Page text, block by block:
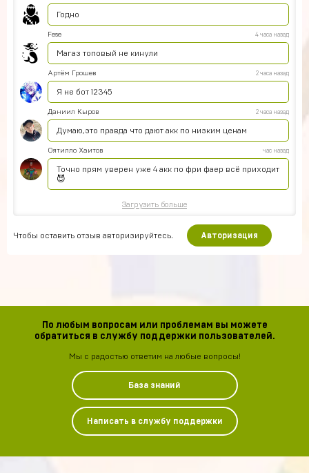
Годно
Fese 4 часа назад
Магаз топовый не кинули
Артём Грошев 2 часа назад
Я не бот 12345
Даниил Кыров 2 часа назад
Думаю,это правда что дают акк по низким ценам
Оятилло Хаитов час назад
Точно прям уверен уже 4 акк по фри фаер всё приходит
😈
Загрузить больше
Чтобы оставить отзыв авторизируйтесь. Авторизация
По любым вопросам или проблемам вы можете
обратиться в службу поддержки пользователей.
Мы с радостью ответим на любые вопросы!
База знаний
Написать в службу поддержки